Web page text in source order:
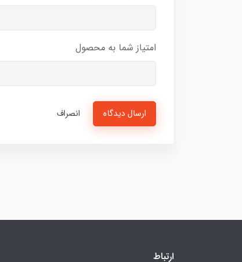
امتیاز شما به محصول
ارسال دیدگاه انصراف
ارتباط